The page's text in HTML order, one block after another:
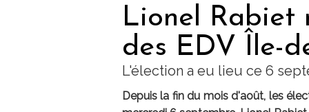
Lionel Rabiet
des EDV Île-
L'élection a eu lieu ce 6
Depuis la fin du mois d'août, les